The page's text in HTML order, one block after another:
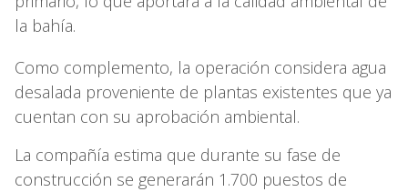
la bahía.
Como complemento, la operación considera agua
desalada proveniente de plantas existentes que ya
cuentan con su aprobación ambiental.
La compañía estima que durante su fase de
construcción se generarán 1.700 puestos de